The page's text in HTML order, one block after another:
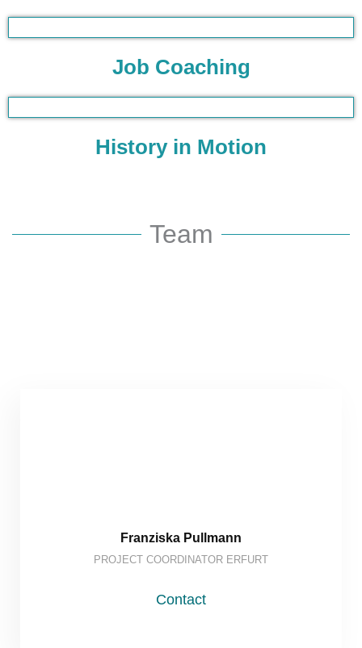
Job Coaching
History in Motion
Team
Franziska Pullmann
PROJECT COORDINATOR ERFURT
Contact